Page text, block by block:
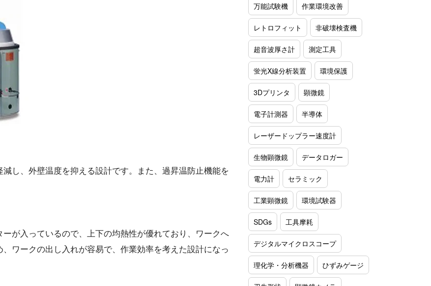
し、外壁温度を抑える設計です。また、過昇温防止機能を
が入っているので、上下の均熱性が優れており、ワークへ
ワークの出し入れが容易で、作業効率を考えた設計になっ
万能試験機 作業環境改善
レトロフィット 非破壊検査機
超音波厚さ計 測定工具
蛍光X線分析装置 環境保護
3Dプリンタ 顕微鏡
電子計測器 半導体
レーザードップラー速度計
生物顕微鏡 データロガー
電力計 セラミック
工業顕微鏡 環境試験器
SDGs 工具摩耗
デジタルマイクロスコープ
理化学・分析機器 ひずみゲージ